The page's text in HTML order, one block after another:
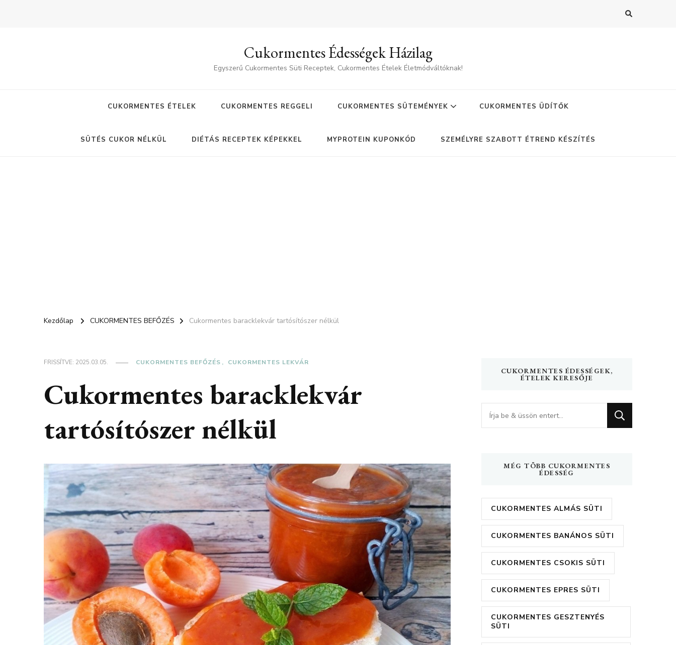
Cukormentes Édességek Házilag
Egyszerű Cukormentes Süti Receptek, Cukormentes Ételek Életmódváltóknak!
CUKORMENTES ÉTELEK CUKORMENTES REGGELI CUKORMENTES SÜTEMÉNYEK CUKORMENTES ÜDÍTŐK
SÜTÉS CUKOR NÉLKÜL DIÉTÁS RECEPTEK KÉPEKKEL MYPROTEIN KUPONKÓD SZEMÉLYRE SZABOTT ÉTREND KÉSZÍTÉS
Kezdőlap CUKORMENTES BEFŐZÉS Cukormentes baracklekvár tartósítószer nélkül
FRISSÍTVE: 2025.03.05. CUKORMENTES BEFŐZÉS CUKORMENTES LEKVÁR
Cukormentes baracklekvár
tartósítószer nélkül
CUKORMENTES ÉDESSÉGEK,
ÉTELEK KERESŐJE
Keres
valamit?
MÉG TÖBB CUKORMENTES
ÉDESSÉG
CUKORMENTES ALMÁS SÜTI
CUKORMENTES BANÁNOS SÜTI
CUKORMENTES CSOKIS SÜTI
CUKORMENTES EPRES SÜTI
CUKORMENTES GESZTENYÉS
SÜTI